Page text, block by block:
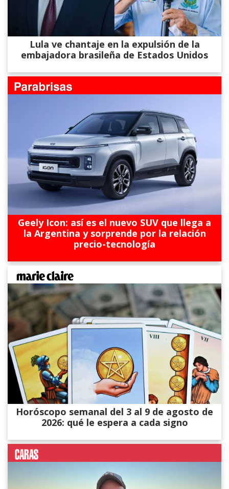
Lula ve chantaje en la expulsión de la
embajadora brasileña de Estados Unidos
Geely Icon: así es el nuevo SUV que llega a
la Argentina y sorprende por la relación
precio-tecnología
Horóscopo semanal del 3 al 9 de agosto de
2026: qué le espera a cada signo